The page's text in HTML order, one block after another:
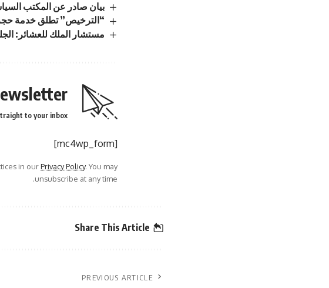
بيان صادر عن المكتب
“الترخيص” تطلق خدمة حجز
مستشار الملك للعشائر:
to your inbox.
[mc4wp_form]
in ourPrivacy Policy. You may
unsubscribe at any time.
Share This Article
PREVIOUS ARTICLE